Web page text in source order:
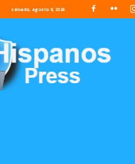
sábado, agosto 8, 2026
Press